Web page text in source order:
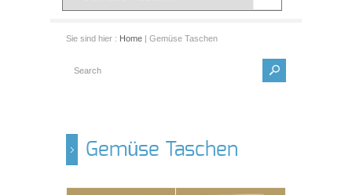
Sie sind hier : Home | Gemüse Taschen
Gemüse Taschen